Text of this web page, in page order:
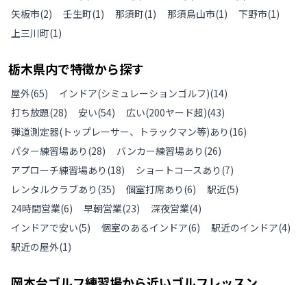
矢板市(2) 壬生町(1) 那須町(1) 那須烏山市(1) 下野市(1)
上三川町(1)
栃木県内で特徴から探す
屋外(65) インドア(シミュレーションゴルフ)(14)
打ち放題(28) 安い(54) 広い(200ヤード超)(43)
弾道測定器(トップレーサー、トラックマン等)あり (16)
パター練習場あり (28) バンカー練習場あり (26)
アプローチ練習場あり (18) ショートコースあり (7)
レンタルクラブあり (35) 個室打席あり (6) 駅近(5)
24時間営業(6) 早朝営業(23) 深夜営業(4)
インドアで安い(5) 個室のあるインドア(6) 駅近のインドア(4)
駅近の屋外(1)